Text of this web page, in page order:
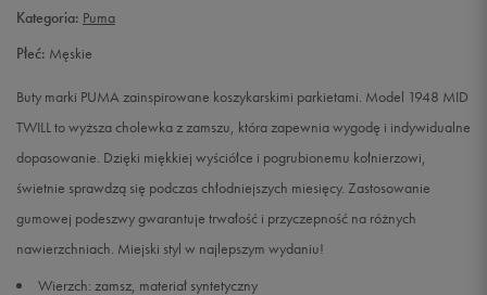
42,5 27,5 cm
43
44 28,5 cm Powiadom o dostępności
29 cm
29,5 cm Powiadom o dostępności
46 30 cm
Kategoria: Puma
Płeć: Męskie
Buty marki PUMA zainspirowane koszykarskimi parkietami. Model 1948 MID
TWILL to wyższa cholewka z zamszu, która zapewnia wygodę i indywidualne
dopasowanie. Dzięki miękkiej wyściółce i pogrubionemu kołnierzowi,
świetnie sprawdzą się podczas chłodniejszych miesięcy. Zastosowanie
gumowej podeszwy gwarantuje trwałość i przyczepność na różnych
nawierzchniach. Miejski styl w najlepszym wydaniu!
Wierzch: zamsz, materiał syntetyczny